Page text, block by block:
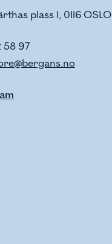
plass 1, 0116 OSLO
58 97